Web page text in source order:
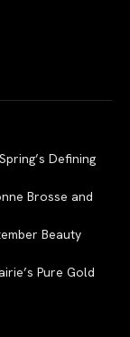
Defining
Brosse and
Beauty
Pure Gold